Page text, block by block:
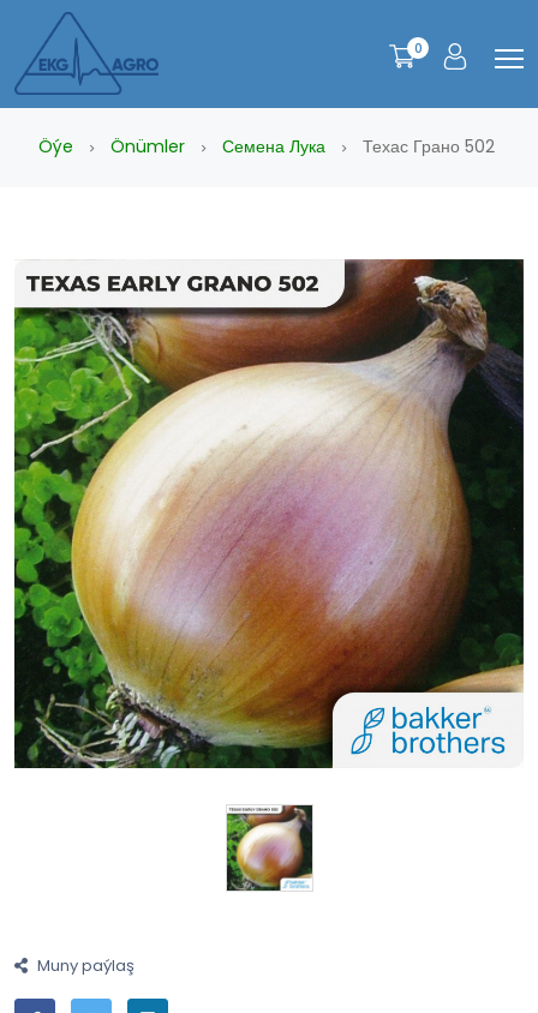
0
Öýe Önümler Семена Лука Техас Грано 502
Muny paýlaş